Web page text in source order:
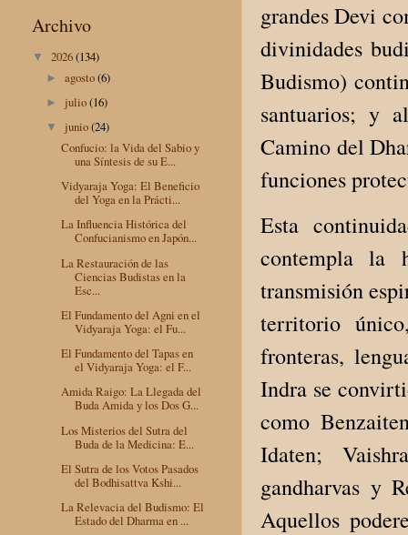
grandes Devi
divinidades
Budismo)
santuarios; y
Camino del
funciones
Esta
contempla la
transmisión
territorio
fronteras,
Indra se
como
Idaten;
gandharvas y
Aquellos
Archivo
▼ 2026(134)
►agosto(6)
► julio(16)
▼ junio(24)
Confucio: la Vida del Sabio y
una Síntesis de su E...
Vidyaraja Yoga: El Beneficio
del Yoga en la Prácti...
La Influencia Histórica del
Confucianismo en Japón...
La Restauración de las
Ciencias Budistas en la
Esc...
El Fundamento del Agni en el
Vidyaraja Yoga: el Fu...
El Fundamento del Tapas en
el Vidyaraja Yoga: el F...
Amida Raigo: La Llegada del
Buda Amida y los Dos G...
Los Misterios del Sutra del
Buda de la Medicina: E...
El Sutra de los Votos Pasados
del Bodhisattva Kshi...
La Relevacia del Budismo: El
Estado del Dharma en ...